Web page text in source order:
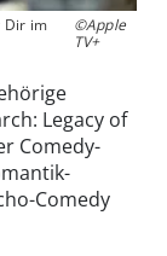
Dir im
©Apple
TV+
Legacy of
Comedy-
Comedy